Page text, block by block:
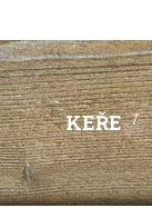
KEŘE >